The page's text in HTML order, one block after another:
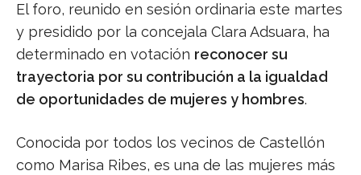
El foro, reunido en sesión ordinaria este martes
y presidido por la concejala Clara Adsuara, ha
determinado en votación reconocer su
trayectoria por su contribución a la igualdad
de oportunidades de mujeres y hombres.
Conocida por todos los vecinos de Castellón
como Marisa Ribes, es una de las mujeres más